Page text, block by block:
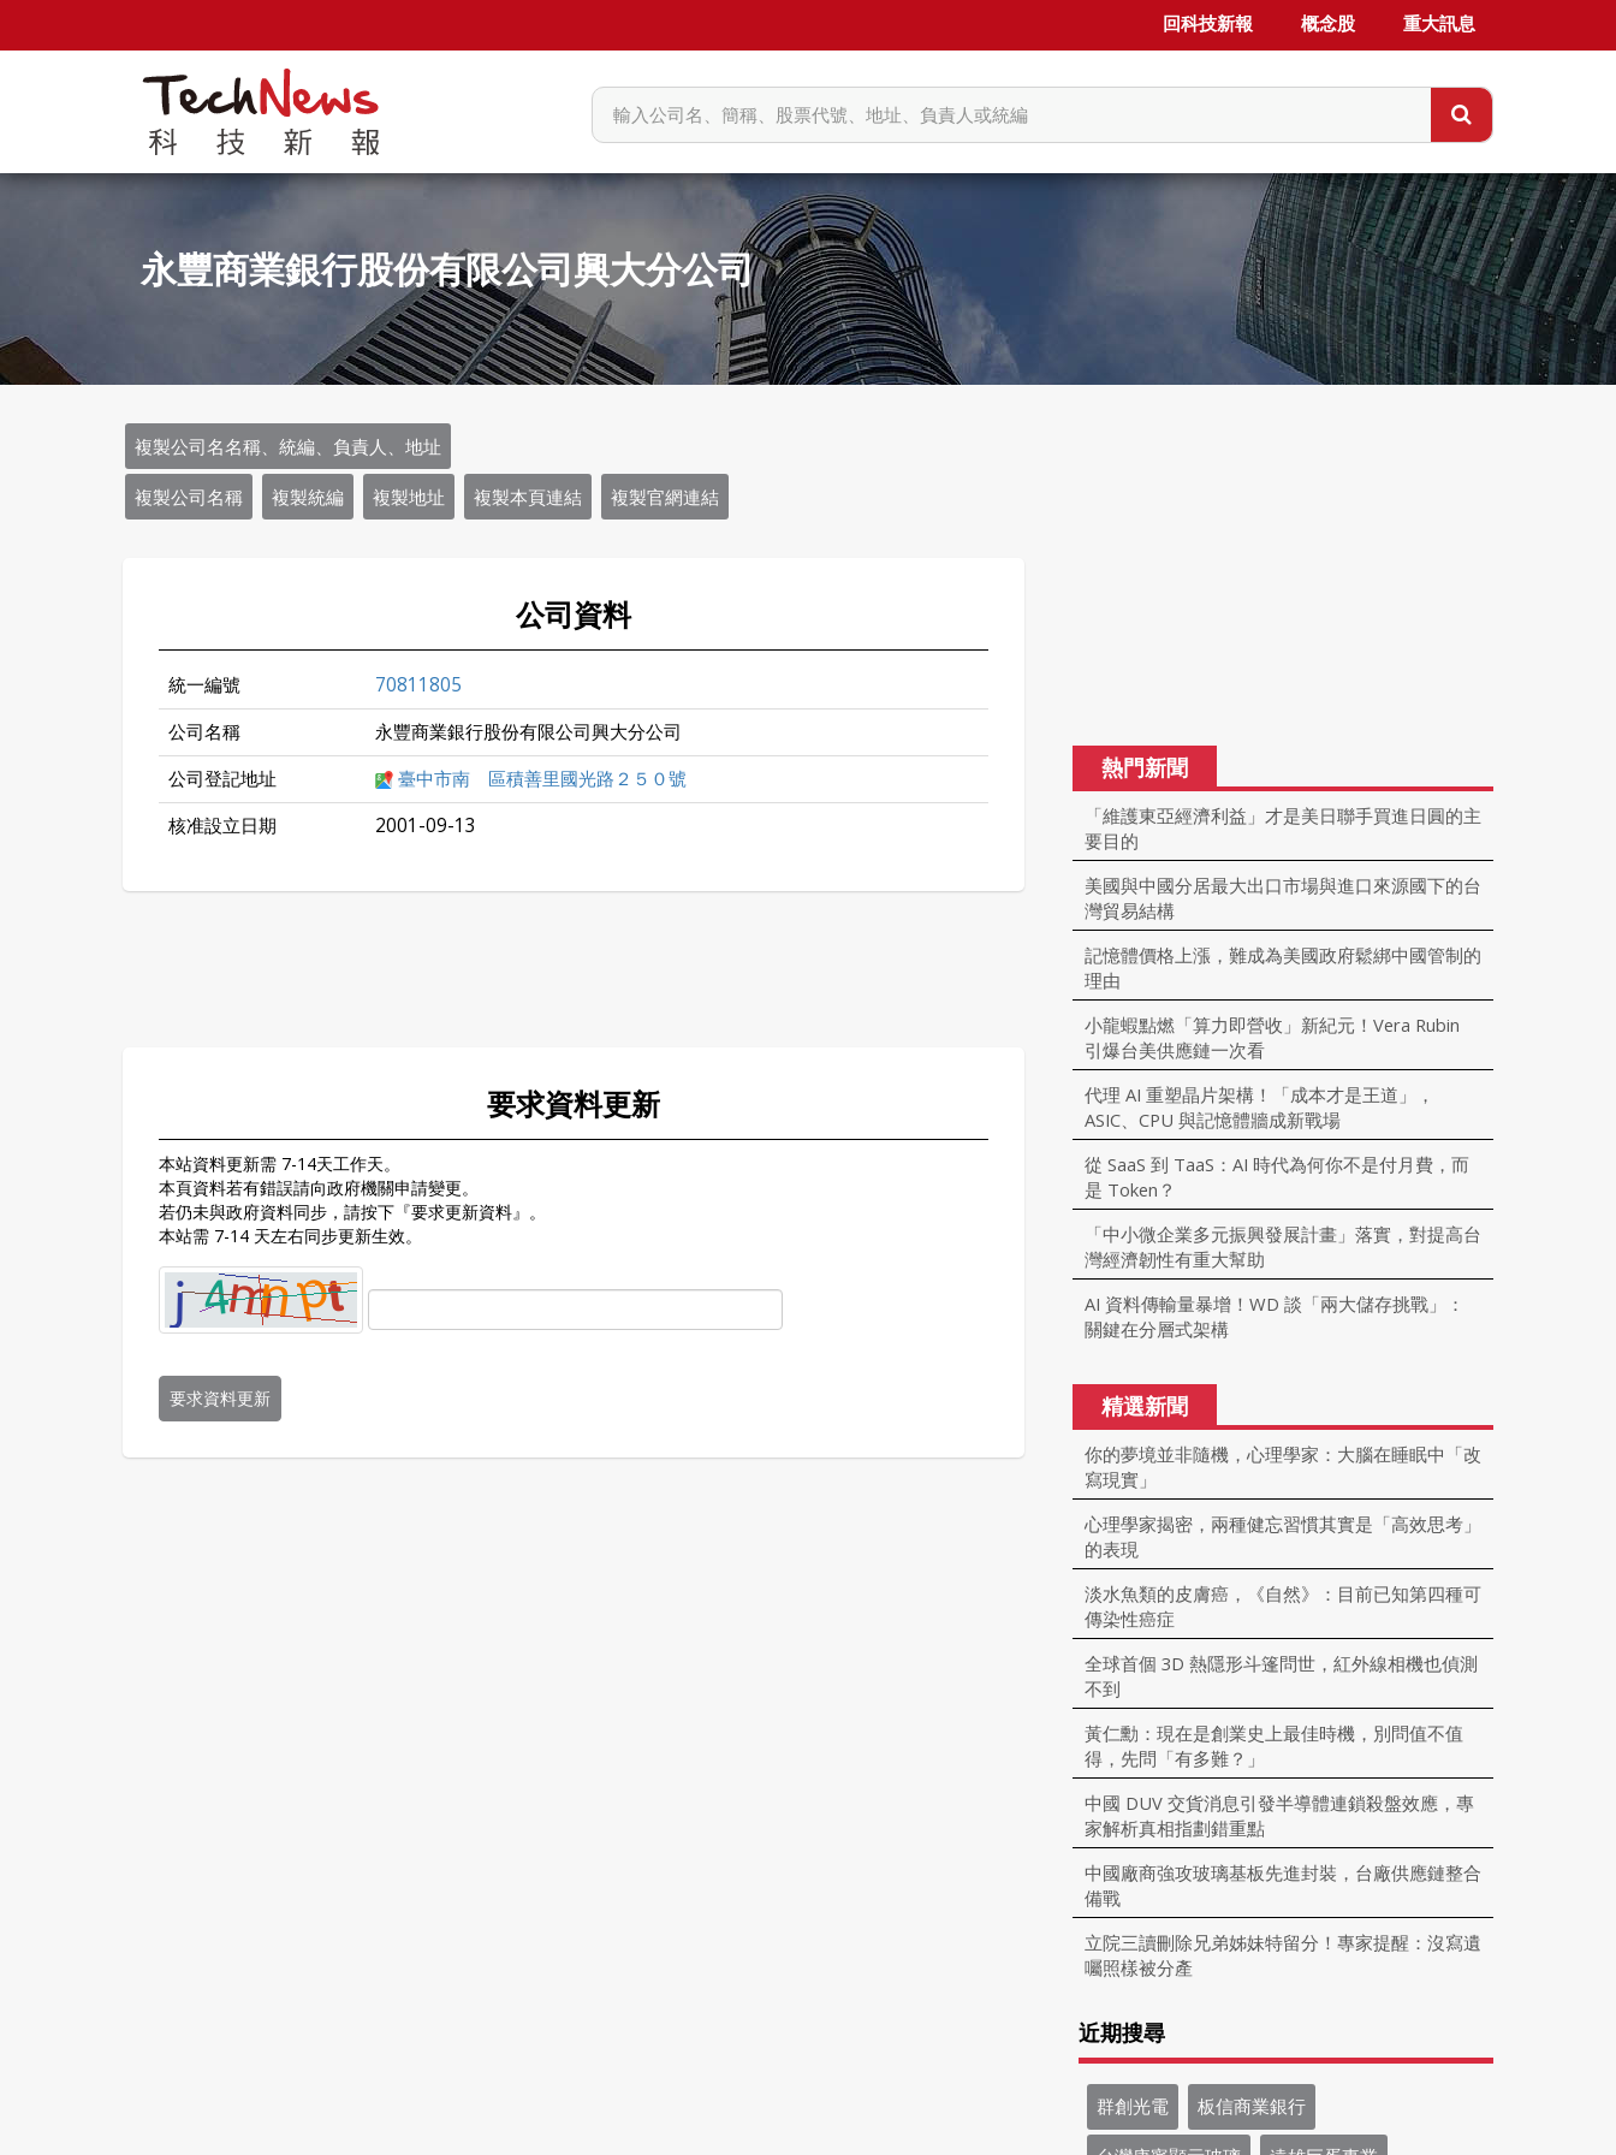
回科技新報 概念股 重大訊息
永豐商業銀行股份有限公司興大分公司
複製公司名名稱、統編、負責人、地址
複製公司名稱 複製統編 複製地址 複製本頁連結 複製官網連結
公司資料
統一編號
70811805
公司名稱
永豐商業銀行股份有限公司興大分公司
公司登記地址
臺中市南 區積善里國光路２５０號
核准設立日期
2001-09-13
要求資料更新
本站資料更新需 7-14天工作天。
本頁資料若有錯誤請向政府機關申請變更。
若仍未與政府資料同步，請按下『要求更新資料』。
本站需 7-14 天左右同步更新生效。
要求資料更新
熱門新聞
「維護東亞經濟利益」才是美日聯手買進日圓的主
要目的
美國與中國分居最大出口市場與進口來源國下的台
灣貿易結構
記憶體價格上漲，難成為美國政府鬆綁中國管制的
理由
小龍蝦點燃「算力即營收」新紀元！Vera Rubin
引爆台美供應鏈一次看
代理 AI 重塑晶片架構！「成本才是王道」，
ASIC、CPU 與記憶體牆成新戰場
從 SaaS 到 TaaS：AI 時代為何你不是付月費，而
是 Token？
「中小微企業多元振興發展計畫」落實，對提高台
灣經濟韌性有重大幫助
AI 資料傳輸量暴增！WD 談「兩大儲存挑戰」：
關鍵在分層式架構
精選新聞
你的夢境並非隨機，心理學家：大腦在睡眠中「改
寫現實」
心理學家揭密，兩種健忘習慣其實是「高效思考」
的表現
淡水魚類的皮膚癌，《自然》：目前已知第四種可
傳染性癌症
全球首個 3D 熱隱形斗篷問世，紅外線相機也偵測
不到
黃仁勳：現在是創業史上最佳時機，別問值不值
得，先問「有多難？」
中國 DUV 交貨消息引發半導體連鎖殺盤效應，專
家解析真相指劃錯重點
中國廠商強攻玻璃基板先進封裝，台廠供應鏈整合
備戰
立院三讀刪除兄弟姊妹特留分！專家提醒：沒寫遺
囑照樣被分產
近期搜尋
群創光電 板信商業銀行